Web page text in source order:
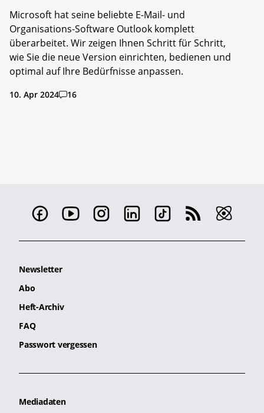
Microsoft hat seine beliebte E-Mail- und
Organisations-Software Outlook komplett
überarbeitet. Wir zeigen Ihnen Schritt für Schritt,
wie Sie die neue Version einrichten, bedienen und
optimal auf Ihre Bedürfnisse anpassen.
10. Apr 2024 16
Newsletter
Abo
Heft-Archiv
FAQ
Passwort vergessen
Mediadaten